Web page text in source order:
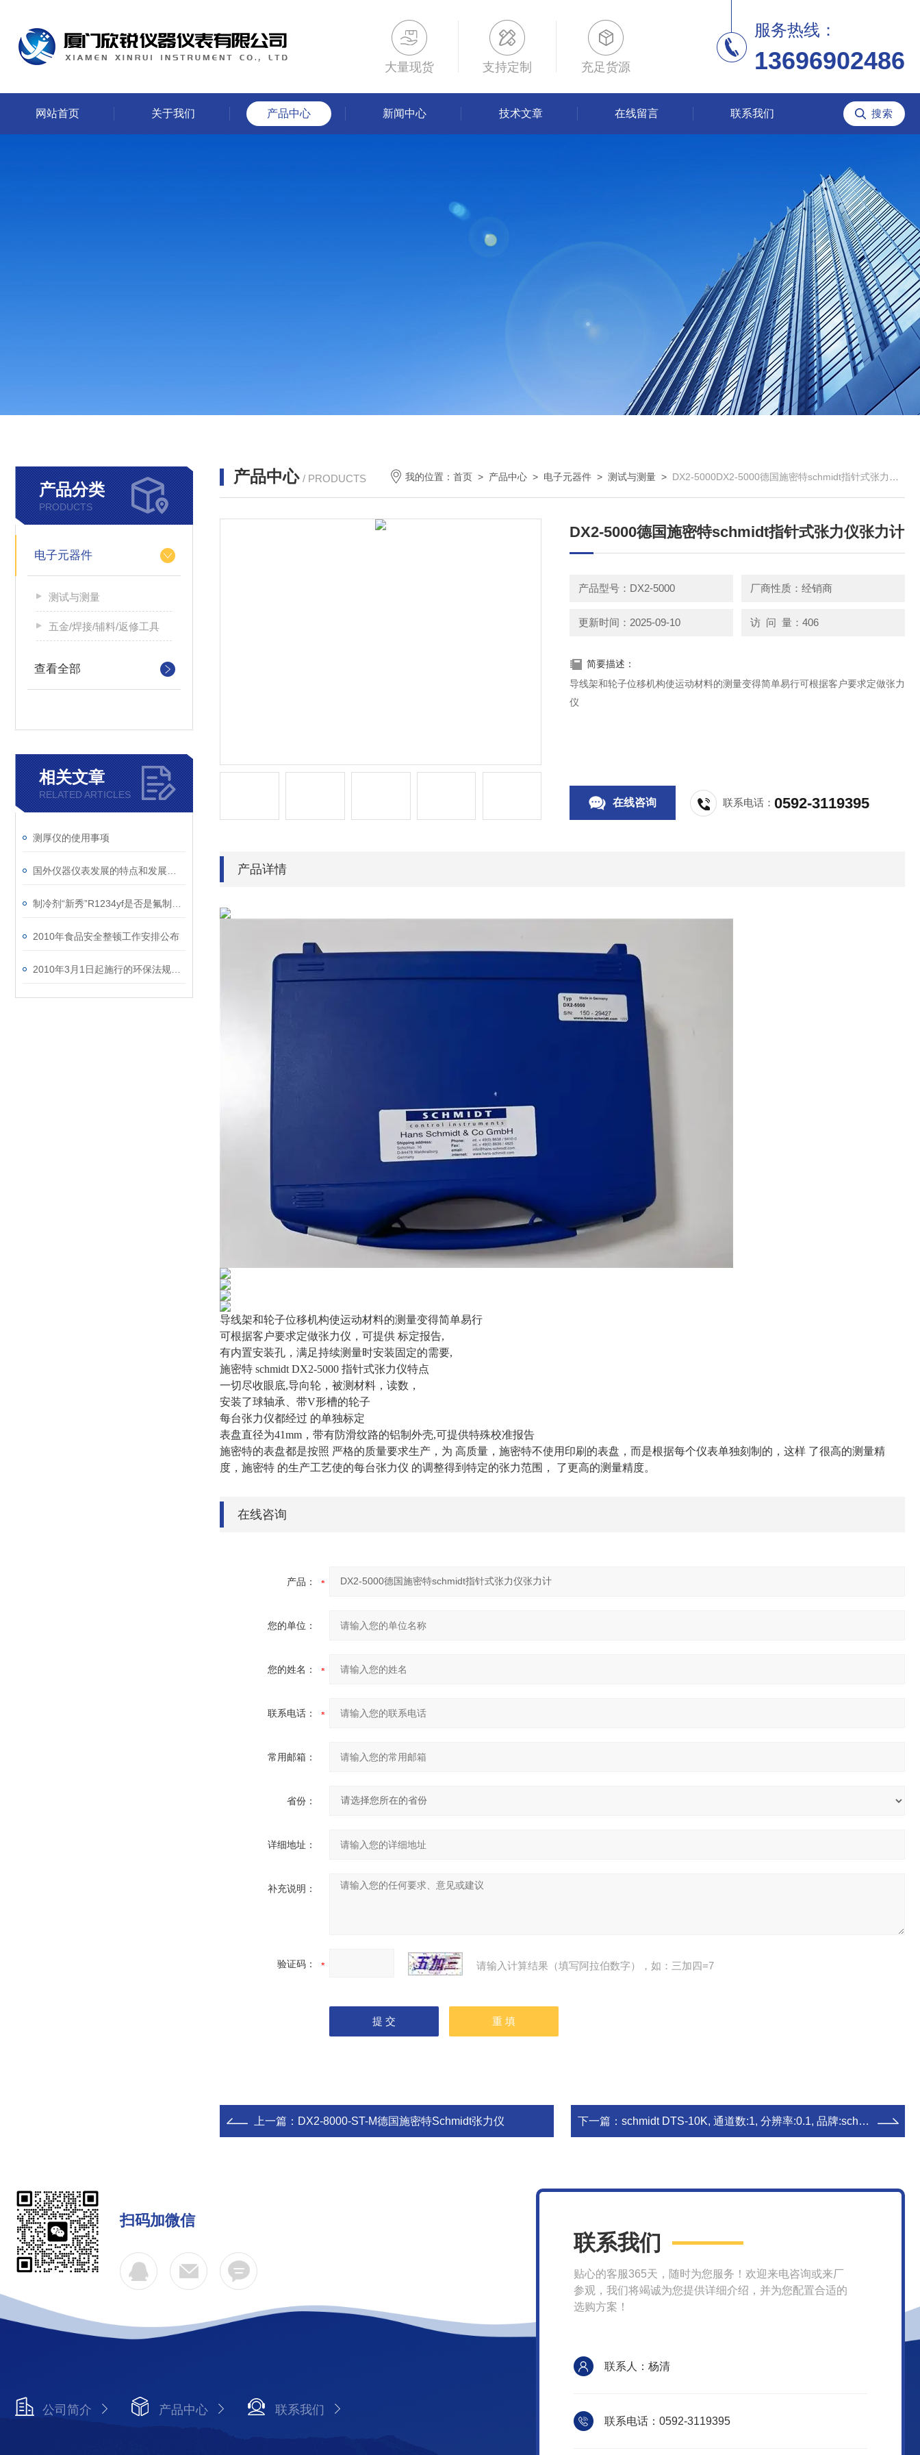
大量现货 支持定制 充足货源
服务热线：
13696902486
网站首页 关于我们 产品中心 新闻中心 技术文章 在线留言 联系我们
产品分类
PRODUCTS
电子元器件
测试与测量
五金/焊接/辅料/返修工具
查看全部
相关文章
RELATED ARTICLES
测厚仪的使用事项
2010年食品安全整顿工作安排公布
产品中心 / PRODUCTS 我的位置：首页 > 产品中心 > 电子元器件 >测试与测量 > DX2-5000DX2-5000德国施密特schmidt指针式张力仪张力计
DX2-5000德国施密特schmidt指针式张力仪张力计
产品型号：DX2-5000 厂商性质：经销商
更新时间：2025-09-10 访 问 量：406
简要描述：
导线架和轮子位移机构使运动材料的测量变得简单易行可根据客户要求定做张力
仪
在线咨询 联系电话：0592-3119395
产品详情
导线架和轮子位移机构使运动材料的测量变得简单易行
可根据客户要求定做张力仪，可提供 标定报告,
有内置安装孔，满足持续测量时安装固定的需要,
施密特 schmidt DX2-5000 指针式张力仪特点
一切尽收眼底,导向轮，被测材料，读数，
安装了球轴承、带V形槽的轮子
每台张力仪都经过 的单独标定
表盘直径为41mm，带有防滑纹路的铝制外壳,可提供特殊校准报告
施密特的表盘都是按照 严格的质量要求生产，为 高质量，施密特不使用印刷的表盘，而是根据每个仪表单独刻制的，这样 了很高的测量精
度，施密特 的生产工艺使的每台张力仪 的调整得到特定的张力范围， 了更高的测量精度。
在线咨询
产品：
您的单位：
您的姓名：
联系电话：
常用邮箱：
省份：
详细地址：
补充说明：
验证码： 请输入计算结果（填写阿拉伯数字），如：三加四=7
上一篇： DX2-8000-ST-M德国施密特Schmidt张力仪 下一篇： schmidt DTS-10K, 通道数:1, 分辨率:0.1, 品牌:schmidtDTS-10K德国施密特schmidt数显张力仪
扫码加微信
公司简介 产品中心 联系我们
联系我们
贴心的客服365天，随时为您服务！欢迎来电咨询或来厂
参观，我们将竭诚为您提供详细介绍，并为您配置合适的
选购方案！
联系人：杨清
联系电话：0592-3119395